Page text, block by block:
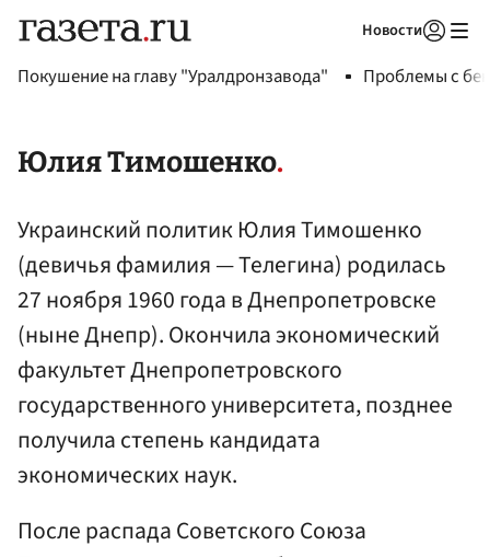
Новости
Покушение на главу "Уралдронзавода" Проблемы с
Юлия Тимошенко
Украинский политик Юлия Тимошенко
(девичья фамилия — Телегина) родилась
27 ноября 1960 года в Днепропетровске
(ныне Днепр). Окончила экономический
факультет Днепропетровского
государственного университета, позднее
получила степень кандидата
экономических наук.
После распада Советского Союза